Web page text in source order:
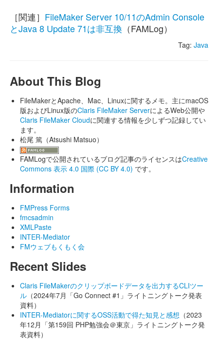
［関連］ FileMaker Server 10/11のAdmin Console
とJava 8 Update 71は非互換 （FAMLog）
Tag: Java
About This Blog
FileMakerとApache、Mac、Linuxに関するメモ。主にmacOS
版およびLinux版のClaris FileMaker ServerによるWeb公開や
Claris FileMaker Cloudに関連する情報を少しずつ記録してい
ます。
松尾 篤（Atsushi Matsuo）
FAMLogで公開されているブログ記事のライセンスはCreative
Commons 表示 4.0 国際 (CC BY 4.0) です。
Information
FMPress Forms
fmcsadmin
XMLPaste
INTER-Mediator
FMウェブもくもく会
Recent Slides
Claris FileMakerのクリップボードデータを出力するCLIツー
ル （2024年7月「Go Connect #1」ライトニングトーク発表
資料）
INTER-Mediatorに関するOSS活動で得た知見と感想 （2023
年12月「第159回 PHP勉強会＠東京」ライトニングトーク発
表資料）